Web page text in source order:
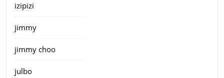
izipizi
jimmy
jimmy choo
julbo